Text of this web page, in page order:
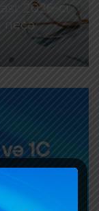
2026-cı
necə